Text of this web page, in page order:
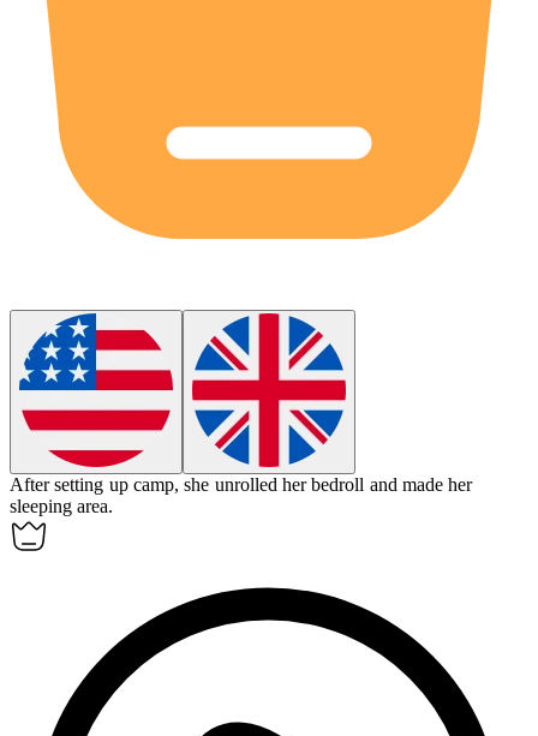
After setting up camp, she unrolled herbedroll and made her
sleeping area.